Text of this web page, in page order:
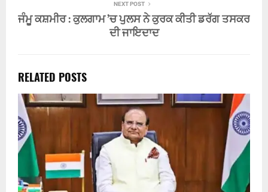
NEXT POST
ਜੰਮੂ ਕਸ਼ਮੀਰ : ਕੁਲਗਾਮ ’ਚ ਪੁਲਸ ਨੇ ਕੁਰਕ ਕੀਤੀ ਡਰੱਗ ਤਸਕਰ
ਦੀ ਜਾਇਦਾਦ
RELATED POSTS